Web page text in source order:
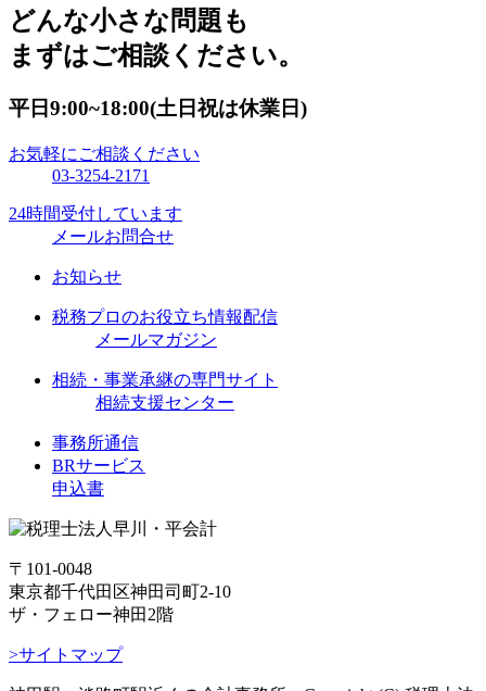
どんな小さな問題も
まずはご相談ください。
平日9:00~18:00(土日祝は休業日)
お気軽にご相談ください
03-3254-2171
24時間受付しています
メールお問合せ
お知らせ
税務プロのお役立ち情報配信
メールマガジン
相続・事業承継の専門サイト
相続支援センター
事務所通信
BRサービス
申込書
〒101-0048
東京都千代田区神田司町2-10
ザ・フェロー神田2階
>サイトマップ